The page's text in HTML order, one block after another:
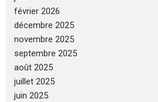
février 2026
décembre 2025
novembre 2025
septembre 2025
août 2025
juillet 2025
juin 2025